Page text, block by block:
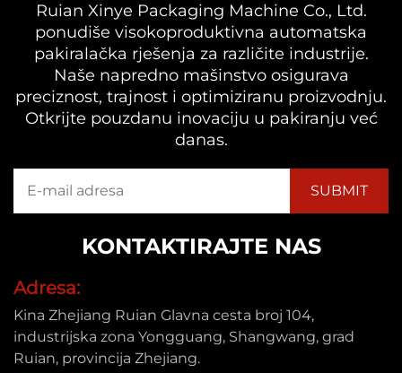
Ruian Xinye Packaging Machine Co., Ltd.
ponudiše visokoproduktivna automatska
pakiralačka rješenja za različite industrije.
Naše napredno mašinstvo osigurava
preciznost, trajnost i optimiziranu proizvodnju.
Otkrijte pouzdanu inovaciju u pakiranju već
danas.
KONTAKTIRAJTE NAS
Adresa:
Kina Zhejiang Ruian Glavna cesta broj 104,
industrijska zona Yongguang, Shangwang, grad
Ruian, provincija Zhejiang.